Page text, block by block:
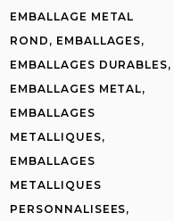
EMBALLAGE METAL
ROND , EMBALLAGES,
EMBALLAGES DURABLES,
EMBALLAGES METAL,
EMBALLAGES
METALLIQUES,
EMBALLAGES
METALLIQUES
PERSONNALISEES,